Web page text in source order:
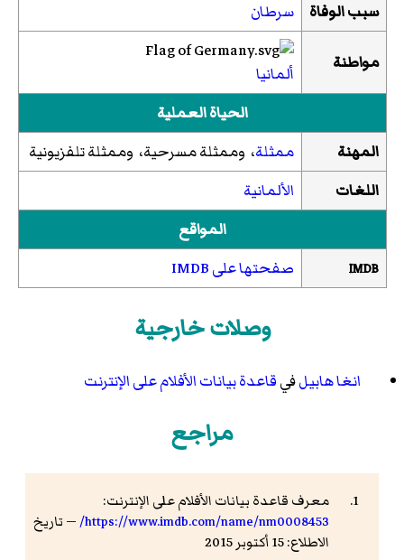
سبب الوفاة
سرطان
مواطنة
ألمانيا
الحياة العملية
المهنة
ممثلة، وممثلة مسرحية، وممثلة تلفزيونية
اللغات
الألمانية
المواقع
IMDB صفحتها على IMDB
وصلات خارجية
انغا هابيلفيقاعدة بيانات الأفلام على الإنترنت
مراجع
معرف قاعدة بيانات الأفلام على الإنترنت:
https://www.imdb.com/name/nm0008453/ — تاريخ
الاطلاع: 15 أكتوبر 2015